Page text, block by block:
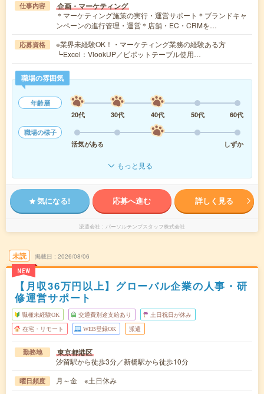
仕事内容 企画・マーケティング
＊マーケティング施策の実行・運営サポート＊ブランドキャ
ンペーンの進行管理・運営＊店舗・EC・CRMを…
応募資格
※業界未経験OK！・マーケティング業務の経験ある方
┗Excel：VlookUP／ピポットテーブル使用…
職場の雰囲気
年齢層
20代
30代 40代 50代
60代
職場の様子
活気がある
しずか
もっと見る
気になる! 応募へ進む 詳しく見る
派遣会社 パーソルテンプスタッフ株式会社
未読
NEW
掲載日 2026/08/06
【月収36万円以上】グローバル企業の人事・研
修運営サポート
職種未経験OK 交通費別途支給あり 土日祝日が休み
在宅・リモート WEB登録OK 派遣
勤務地 東京都港区
汐留駅から徒歩3分／新橋駅から徒歩10分
曜日頻度 月～金 ※土日休み